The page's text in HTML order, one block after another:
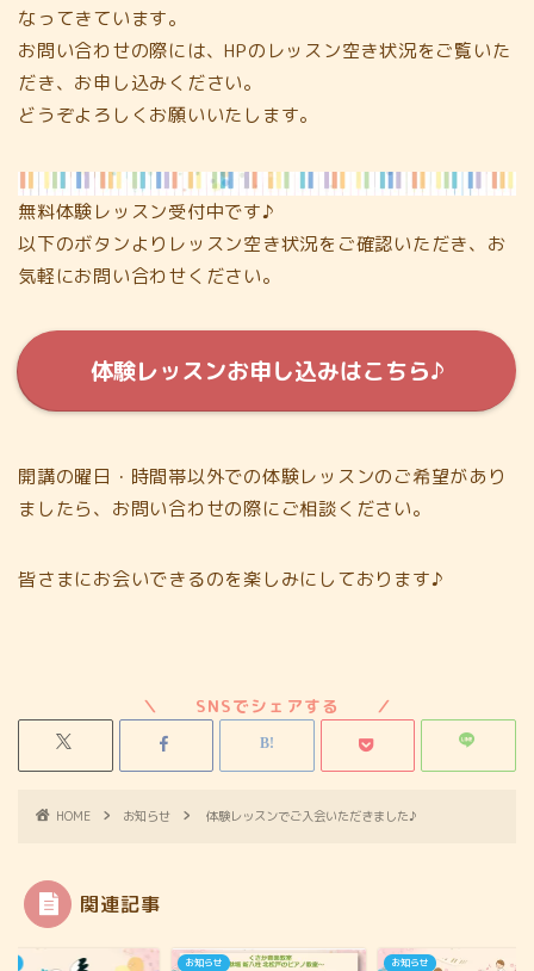
なってきています。
お問い合わせの際には、HPのレッスン空き状況をご覧いた
だき、お申し込みください。
どうぞよろしくお願いいたします。
無料体験レッスン受付中です♪
以下のボタンよりレッスン空き状況をご確認いただき、お
気軽にお問い合わせください。
体験レッスンお申し込みはこちら♪
開講の曜日・時間帯以外での体験レッスンのご希望があり
ましたら、お問い合わせの際にご相談ください。
皆さまにお会いできるのを楽しみにしております♪
HOME お知らせ 体験レッスンでご入会いただきました♪
関連記事
お知らせ お知らせ